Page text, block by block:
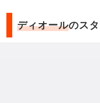
ディオールのス